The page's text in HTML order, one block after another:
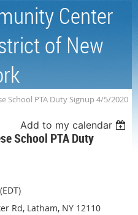
Center
of New
School PTA Duty Signup 4/5/2020
Add to my calendar
School PTA Duty
Rd, Latham, NY 12110